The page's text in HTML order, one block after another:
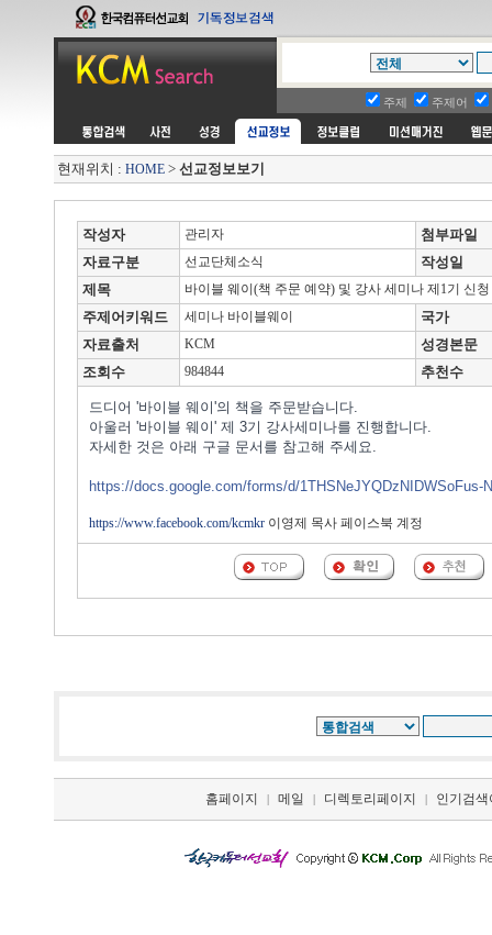
주제 주제어
현재위치 : HOME > 선교정보보기
작성자 관리자
첨부파일
자료구분
선교단체소식
작성일
제목
바이블 웨이(책 주문 예약) 및 강사 세미나 제1기 신청
주제어키워드 세미나 바이블웨이
국가
자료출처
KCM
성경본문
조회수
984844 추천수
드디어 '바이블 웨이'의 책을 주문받습니다.
아울러 '바이블 웨이' 제 3기 강사세미나를 진행합니다.
자세한 것은 아래 구글 문서를 참고해 주세요.
https://docs.google.com/forms/d/
https://www.facebook.com/kcmkr이영제 목사 페이스북 계정
홈페이지 | 메일 | 디렉토리페이지 | 인기검색